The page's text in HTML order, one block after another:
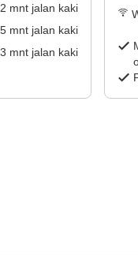
2 mnt jalan kaki
5mnt jalan kaki
3 mnt jalan kaki